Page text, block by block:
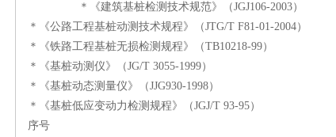
＊《建筑基桩检测技术规范》（JGJ106-2003）
＊《公路工程基桩动测技术规程》（JTG/T F81-01-2004）
＊《铁路工程基桩无损检测规程》（TB10218-99）
＊《基桩动测仪》（JG/T 3055-1999）
＊《基桩动态测量仪》（JJG930-1998）
＊《基桩低应变动力检测规程》（JGJ/T 93-95）
序号